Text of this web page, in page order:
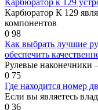
Карбюратор к 129
Карбюратор К 129
компонентов
0 98
Как выбрать лучшие
обеспечить
Рулевые наконечники
0 75
Где находится номер
Если вы являетесь
0 36